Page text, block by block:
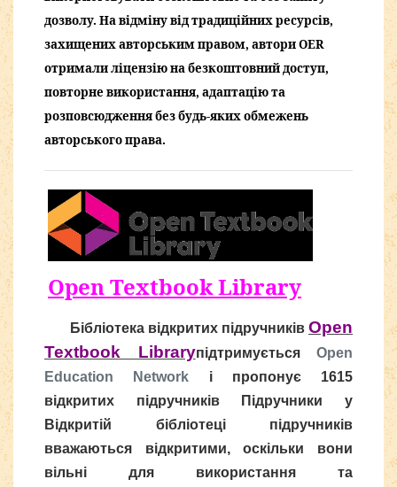
дозволу. На відміну від традиційних ресурсів,
захищених авторським правом, автори OER
отримали ліцензію на безкоштовний доступ,
повторне використання, адаптацію та
розповсюдження без будь-яких обмежень
авторського права.
Open Textbook Library
Бібліотека відкритих підручників Open
Textbook Libraryпідтримується Open
Education Network і пропонує 1615
відкритих підручників
Підручники у
Відкритій бібліотеці підручників
вважаються відкритими, оскільки вони
вільні для використання та